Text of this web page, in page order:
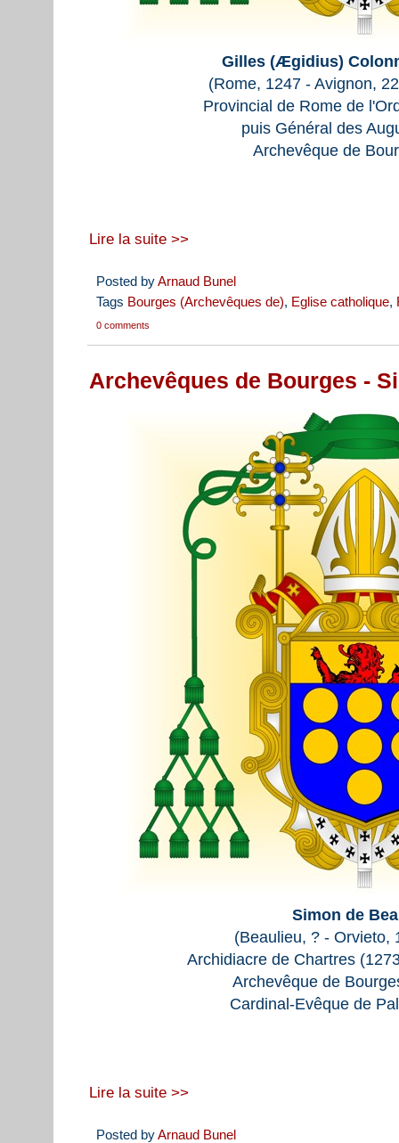
Gilles (Ægidius)
(Rome, 1247 - Avignon,
Provincial de Rome de
puis Général des
Archevêque de
Lire la suite >>
Posted byArnaud Bunel
Tags Bourges (Archevêques de), Eglise catholique,
0 comments
Archevêques de Bourges -
Simon de
(Beaulieu, ? - Orvieto,
Archidiacre de Chartres
Archevêque de
Cardinal-Evêque de
Lire la suite >>
Posted byArnaud Bunel